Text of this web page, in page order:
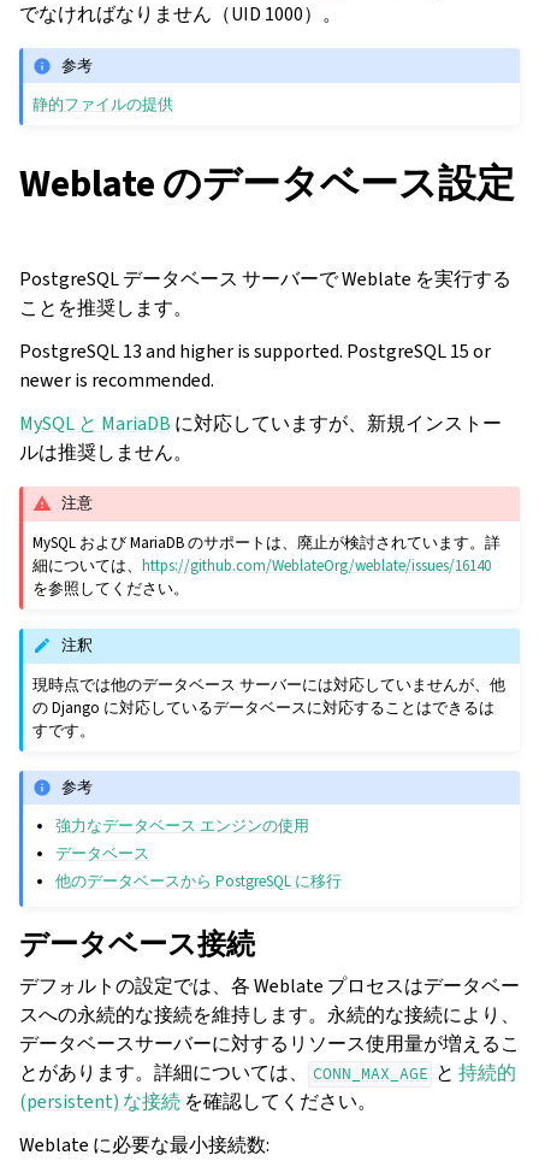
でなければなりません（UID 1000）。
参考
静的ファイルの提供
Weblate のデータベース設定
PostgreSQL データベース サーバーで Weblate を実行する
ことを推奨します。
PostgreSQL 13 and higher is supported. PostgreSQL 15 or
newer is recommended.
MySQL と MariaDB に対応していますが、新規インストー
ルは推奨しません。
注意
MySQL および MariaDB のサポートは、廃止が検討されています。詳
細については、https://github.com/WeblateOrg/weblate/issues/16140
を参照してください。
注釈
現時点では他のデータベース サーバーには対応していませんが、他
の Django に対応しているデータベースに対応することはできるは
すです。
参考
強力なデータベース エンジンの使用
データベース
他のデータベースから PostgreSQL に移行
データベース接続
デフォルトの設定では、各 Weblate プロセスはデータベー
スへの永続的な接続を維持します。永続的な接続により、
データベースサーバーに対するリソース使用量が増えるこ
とがあります。詳細については、
CONN_MAX_AGE と持続的
(persistent) な接続 を確認してください。
Weblate に必要な最小接続数: